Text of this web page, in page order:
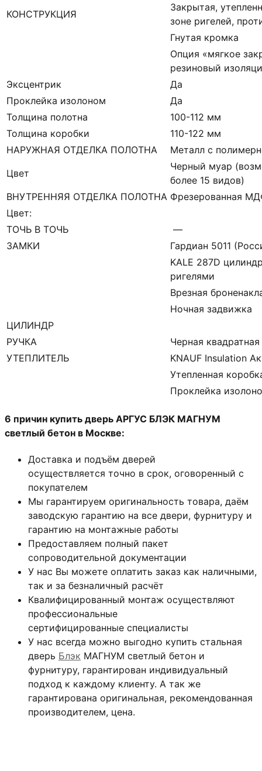
КОНСТРУКЦИЯ
Закрытая,
зоне ригелей,
Гнутая кромка
Опция «мягкое
резиновый
Эксцентрик
Да
Проклейка изолоном
Да
Толщина полотна
100-112 мм
Толщина коробки
110-122 мм
НАРУЖНАЯ ОТДЕЛКА ПОЛОТНА
Металл с
Цвет
Черный муар
более 15 видов)
ВНУТРЕННЯЯ ОТДЕЛКА ПОЛОТНА Фрезерованная
Цвет:
ТОЧЬ В ТОЧЬ
—
ЗАМКИ
Гардиан 5011
KALE 287D
ригелями
Врезная
Ночная задвижка
ЦИЛИНДР
РУЧКА
Черная
УТЕПЛИТЕЛЬ
KNAUF Insulation
Утепленная
Проклейка
6 причин купить дверь АРГУС БЛЭК МАГНУМ
светлый бетон в Москве:
Доставка и подъём дверей
осуществляется точно в срок, оговоренный с
покупателем
Мы гарантируем оригинальность товара, даём
заводскую гарантию на все двери, фурнитуру и
гарантию на монтажные работы
Предоставляем полный пакет
сопроводительной документации
У нас Вы можете оплатить заказ как наличными,
так и за безналичный расчёт
Квалифицированный монтаж осуществляют
профессиональные
сертифицированные специалисты
У нас всегда можно выгодно купить стальная
дверь Блэк МАГНУМ светлый бетон и
фурнитуру, гарантирован индивидуальный
подход к каждому клиенту. А так же
гарантирована оригинальная, рекомендованная
производителем, цена.